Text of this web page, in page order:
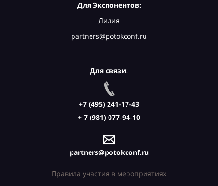
Для Экспонентов:
Лилия
partners@potokconf.ru
Для связи:
+7 (495) 241-17-43
+ 7 (981) 077-94-10
partners@potokconf.ru
Правила участия в мероприятиях